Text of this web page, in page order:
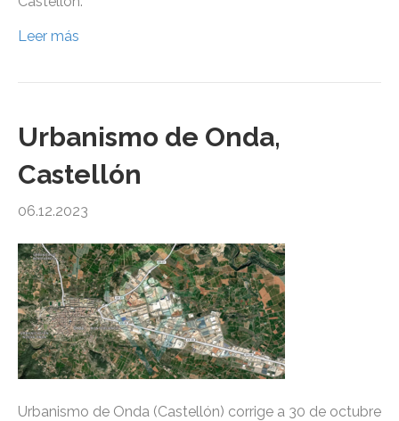
Leer más
Urbanismo de Onda,
Castellón
06.12.2023
Urbanismo de Onda (Castellón) corrige a 30 de octubre